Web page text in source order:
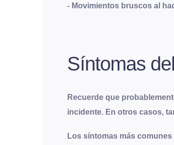
- Movimientos bruscos al
Síntomas
Recuerde que
incidente. En otros casos,
Los síntomas más